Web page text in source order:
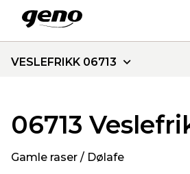
VESLEFRIKK 06713
06713
Gamle raser / Dølafe